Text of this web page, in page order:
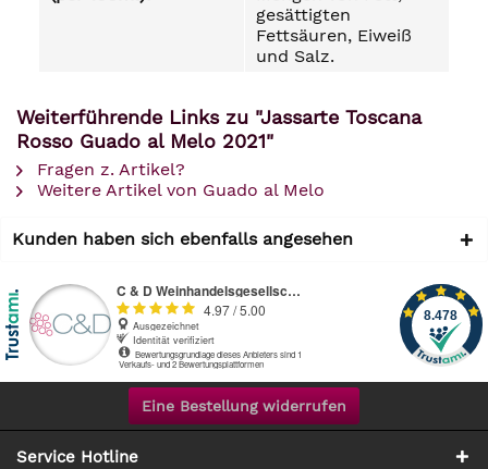
gesättigten
Fettsäuren, Eiweiß
und Salz.
Weiterführende Links zu "Jassarte Toscana
Rosso Guado al Melo 2021"
Fragen z. Artikel?
Weitere Artikel von Guado al Melo
Kunden haben sich ebenfalls angesehen
Eine Bestellung widerrufen
Service Hotline